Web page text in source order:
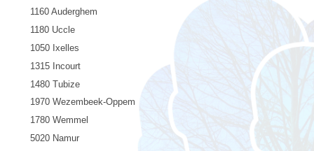
1160 Auderghem
1180 Uccle
1050 Ixelles
1315 Incourt
1480 Tubize
1970 Wezembeek-Oppem
1780 Wemmel
5020 Namur